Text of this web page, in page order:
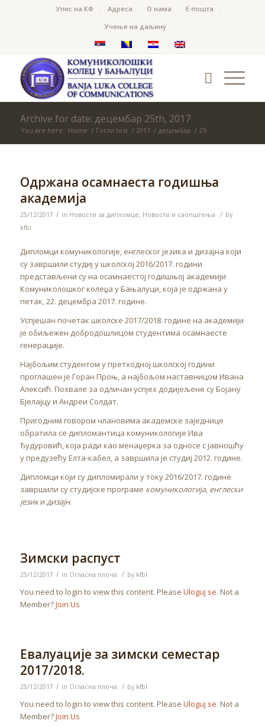
Упис на КФ Адреса О нама
Е-пошта
Учење на даљину
Archive for date: децембар 25th, 2017
You are here: Home / Гости test / 2017 / децембар / 25
Одржана осамнаеста годишња
академија
25/12/2017 / in Новости за дипломце, Новости и саопштења / by
kfbl
Дипломци комуникологије, енглеског језика и дизајна који
су завршили студиј у школској 2016/2017. години
представљени су на осамнаестој годишњој академији
Комуниколошког колеџа у Бањалуци, која је одржана у
петак, 22. децембра 2017. године.
Успјешан почетак школске 2017/2018. године на академији
је обиљежен добродошлицом студентима осамнаесте
генерације.
Најбољим студентом у претходној школској години
проглашен је Горан Проњ, а најбољом наставницом Ивана
Алексић. Похвале за одличан успјех додијељене су Бојану
Бјелајцу и Андреи Солдат.
Пригодним говором члановима академске заједнице
обратила се дипломантица комуникологије Ива
Ђудуровић, која ради као менаџерка за односе с јавношћу
у предузећу Елта-кабел, а завршила је студиј 2012. године.
Дипломци који су дипломирали у току 2016/2017. године
завршили су студијске програме комуникологија, енглески
језики дизајн.
Зимски распуст
25/12/2017 / in Огласна плоча / by kfbl
You need to login to view this content. Please Uloguj se. Not a
Member?Join Us
Евалуације за зимски семестар
2017/2018.
25/12/2017 / in Огласна плоча / by kfbl
You need to login to view this content. Please Uloguj se. Not a
Member?Join Us